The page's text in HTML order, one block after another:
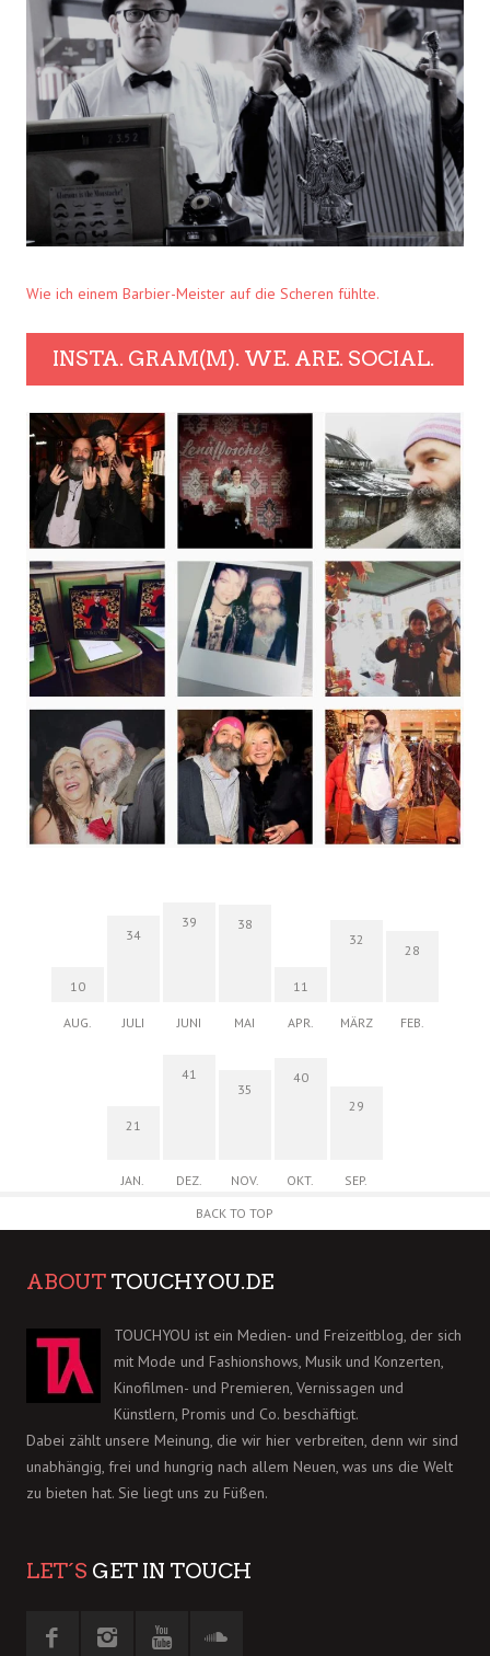
Wie ich einem Barbier-Meister auf die Scheren fühlte.
INSTA. GRAM(M). WE. ARE. SOCIAL.
10
AUG.
34
JULI
39
JUNI
38
MAI
11
APR.
32
MÄRZ
28
FEB.
21
JAN.
41
DEZ.
35
NOV.
40
OKT.
29
SEP.
BACK TO TOP
ABOUT TOUCHYOU.DE
TOUCHYOU ist ein Medien- und Freizeitblog, der sich
mit Mode und Fashionshows, Musik und Konzerten,
Kinofilmen- und Premieren, Vernissagen und
Künstlern, Promis und Co. beschäftigt.
Dabei zählt unsere Meinung, die wir hier verbreiten, denn wir sind
unabhängig, frei und hungrig nach allem Neuen, was uns die Welt
zu bieten hat. Sie liegt uns zu Füßen.
LET´S GET IN TOUCH